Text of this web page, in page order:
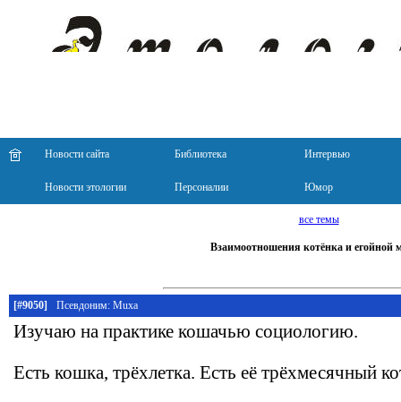
Новости сайта Библиотека Интервью
Новости этологии Персоналии Юмор
все темы
Взаимоотношения котёнка и егойной
[#9050] Псевдоним: Muxa
Изучаю на практике кошачью социологию.
Есть кошка, трёхлетка. Есть её трёхмесячный